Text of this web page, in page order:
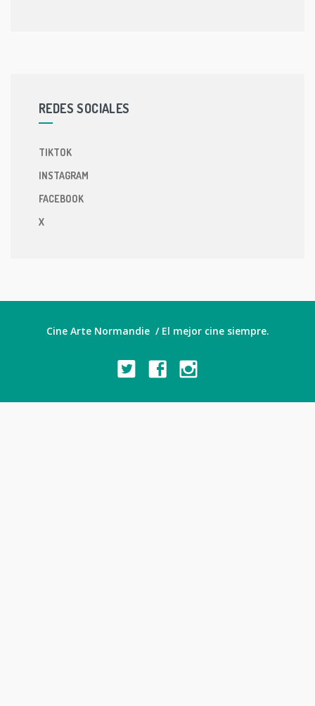
REDES SOCIALES
TIKTOK
INSTAGRAM
FACEBOOK
X
Cine Arte Normandie / El mejor cine siempre.